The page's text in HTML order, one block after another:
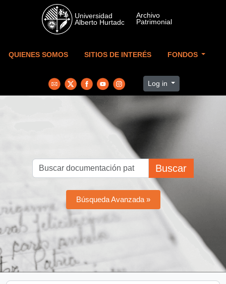
Skip to main content
QUIENES SOMOS SITIOS DE INTERÉS FONDOS
Log in
Buscar
Búsqueda Avanzada »